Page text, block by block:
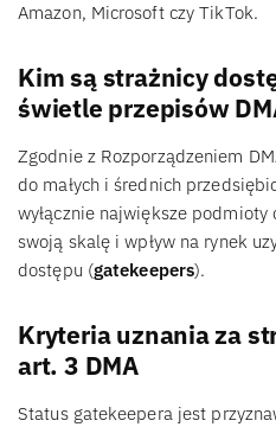
Amazon, Microsoft czy TikTok.
Kim są strażnicy
świetle przepisów
Zgodnie z Rozporządzeniem
do małych i średnich
wyłącznie największe
swoją skalę i wpływ na rynek
dostępu (gatekeepers).
Kryteria uznania za
art. 3 DMA
Status gatekeepera jest